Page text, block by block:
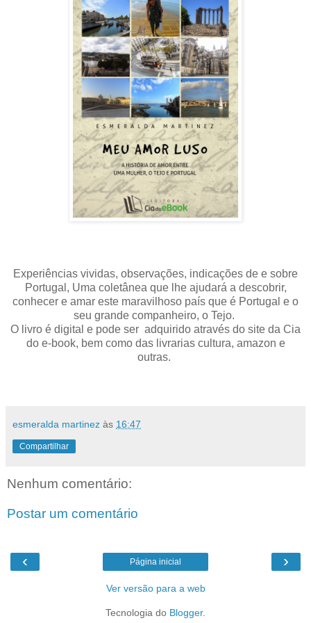
Experiências vividas, observações, indicações de e sobre
Portugal, Uma coletânea que lhe ajudará a descobrir,
conhecer e amar este maravilhoso país que é Portugal e o
seu grande companheiro, o Tejo.
O livro é digital e pode ser adquirido através do site da Cia
do e-book, bem como das livrarias cultura, amazon e
outras.
esmeralda martinez às 16:47
Compartilhar
Nenhum comentário:
Postar um comentário
‹ ›
Página inicial
Ver versão para a web
Tecnologia do Blogger.